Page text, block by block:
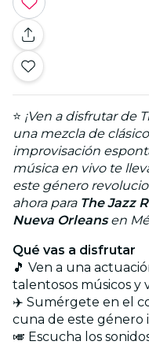
⭐ ¡Ven a disfrutar de
una mezcla de
improvisación
música en vivo te
este género
ahora para The Jazz
Nueva Orleansen
Qué vas a disfrutar
🎵 Ven a una
talentosos músicos y
✈️ Sumérgete en el
cuna de este género
🎺 Escucha los